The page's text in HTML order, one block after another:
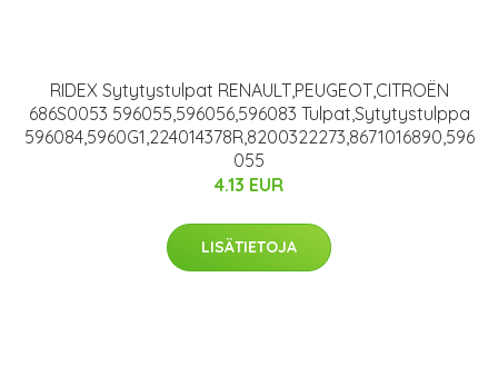
RIDEX Sytytystulpat RENAULT,PEUGEOT,CITROËN
686S0053 596055,596056,596083 Tulpat,Sytytystulppa
596084,5960G1,224014378R,8200322273,8671016890,596
055
4.13 EUR
LISÄTIETOJA